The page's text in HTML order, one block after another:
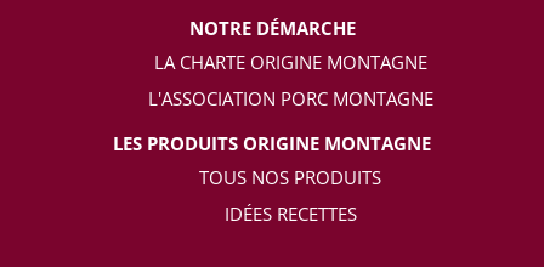
NOTRE DÉMARCHE
LA CHARTE ORIGINE MONTAGNE
L'ASSOCIATION PORC MONTAGNE
LES PRODUITS ORIGINE MONTAGNE
TOUS NOS PRODUITS
IDÉES RECETTES